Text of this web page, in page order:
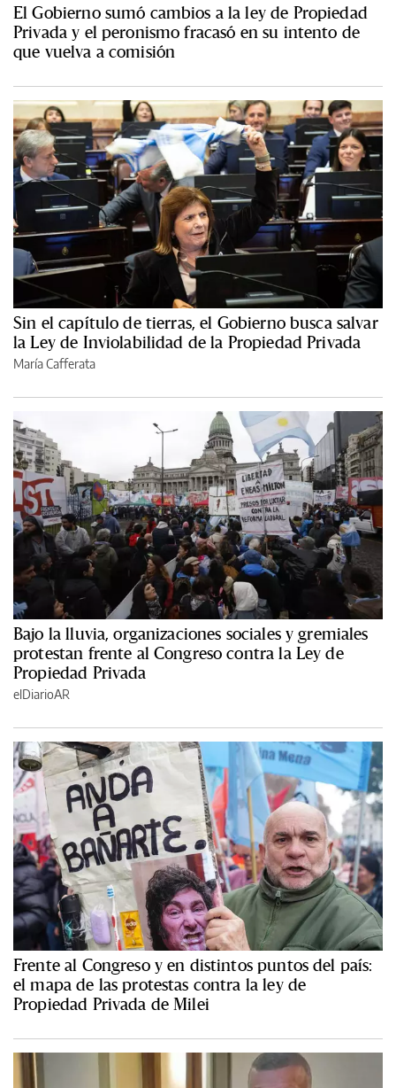
El Gobierno sumó cambios a la ley de Propiedad
Privada y el peronismo fracasó en su intento de
que vuelva a comisión
Sin el capítulo de tierras, el Gobierno busca salvar
la Ley de Inviolabilidad de la Propiedad Privada
María Cafferata
Bajo la lluvia, organizaciones sociales y gremiales
protestan frente al Congreso contra la Ley de
Propiedad Privada
elDiarioAR
Frente al Congreso y en distintos puntos del país:
el mapa de las protestas contra la ley de
Propiedad Privada de Milei